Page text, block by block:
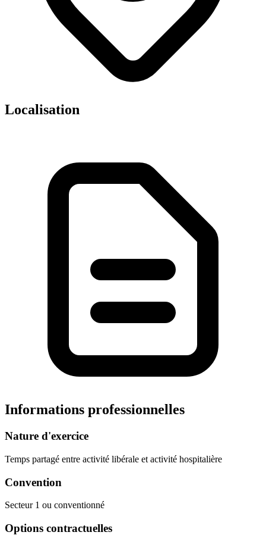
Localisation
Selarl Docteur Brigitte Recipon et Ass Sel.Dr
B.Recipon&Associes 23 Avenue Jean Moulin
75014 Paris
Informations professionnelles
Nature d'exercice
Temps partagé entre activité libérale et activité hospitalière
Convention
Secteur 1 ou conventionné
Options contractuelles